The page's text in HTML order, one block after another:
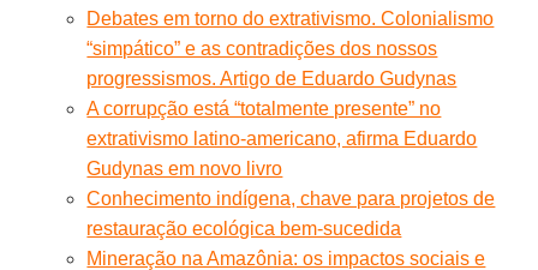
Debates em torno do extrativismo. Colonialismo
“simpático” e as contradições dos nossos
progressismos. Artigo de Eduardo Gudynas
A corrupção está “totalmente presente” no
extrativismo latino-americano, afirma Eduardo
Gudynas em novo livro
Conhecimento indígena, chave para projetos de
restauração ecológica bem-sucedida
Mineração na Amazônia: os impactos sociais e